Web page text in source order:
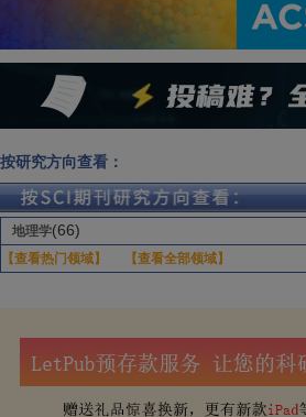
按研究方向查看：
地理学(66)
【查看热门领域】 【查看全部领域】